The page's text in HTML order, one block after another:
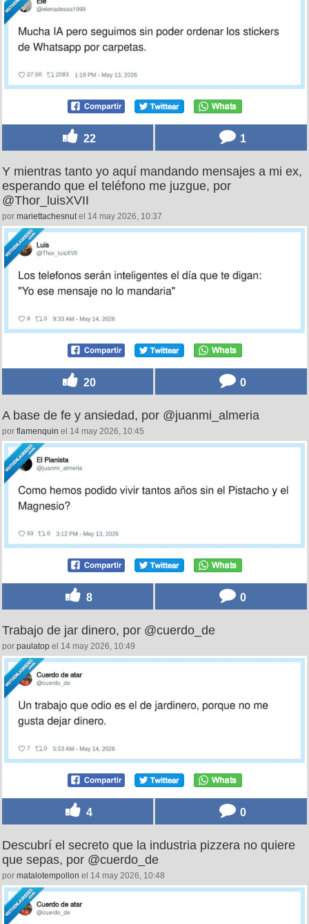
22 1
Y mientras tanto yo aquí mandando mensajes a mi ex,
esperando que el teléfono me juzgue, por
@Thor_luisXVII
por mariettachesnutel 14 may 2026, 10:37
20 0
A base de fe y ansiedad, por @juanmi_almeria
por flamenquin el 14 may 2026, 10:45
8 0
Trabajo de jar dinero, por @cuerdo_de
por paulatop el 14 may 2026, 10:49
4 0
Descubrí el secreto que la industria pizzera no quiere
que sepas, por @cuerdo_de
por matalotempollon el 14 may 2026, 10:48